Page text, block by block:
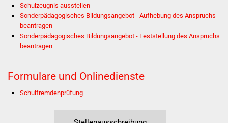
Partnerstädte
Projekte
Schulzeugnis ausstellen
Sonderpädagogisches Bildungsangebot - Aufhebung des Anspruchs
beantragen
Sonderpädagogisches Bildungsangebot - Feststellung des Anspruchs
beantragen
Formulare und Onlinedienste
Schulfremdenprüfung